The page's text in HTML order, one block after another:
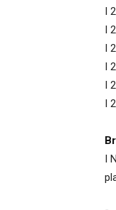
I
I
I
I
I
I
I